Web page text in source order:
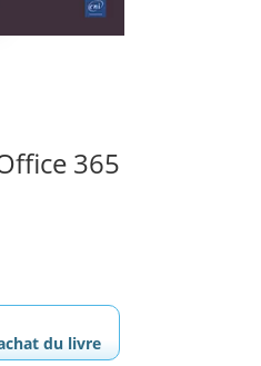
365
du livre